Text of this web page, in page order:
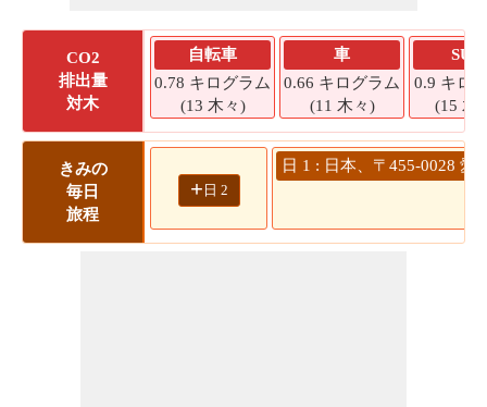
CO2
排出量
対木
自転車
0.78 キログラム
(13 木々)
車
0.66 キログラム
(11 木々)
SUV
0.9 キロ
(15 木
きみの
毎日
旅程
+ 日 2
日 1 : 日本、〒455-0028